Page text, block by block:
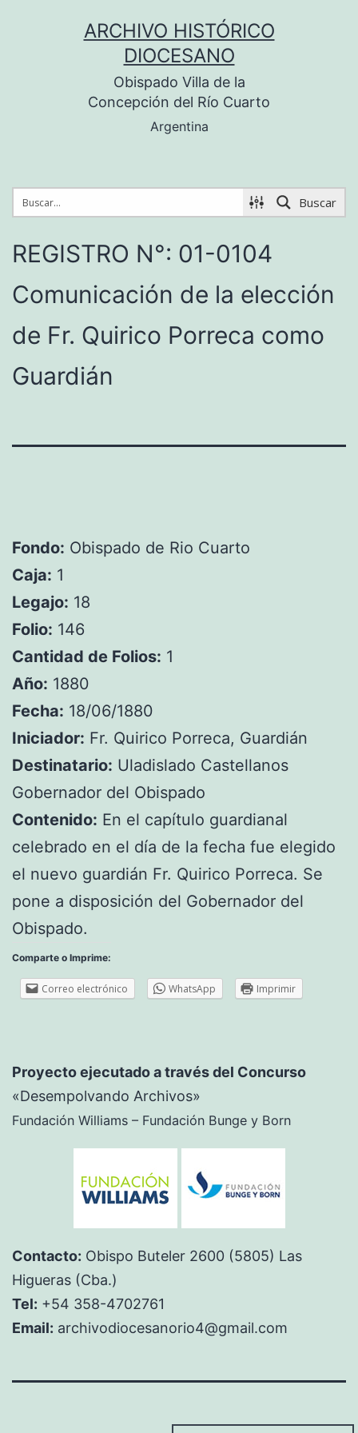
ARCHIVO HISTÓRICO
DIOCESANO
Obispado Villa de la
Concepción del Río Cuarto
Argentina
Buscar
REGISTRO N°: 01-0104
Comunicación de la elección
de Fr. Quirico Porreca como
Guardián
Fondo: Obispado de Rio Cuarto
Caja: 1
Legajo: 18
Folio: 146
Cantidad de Folios: 1
Año: 1880
Fecha: 18/06/1880
Iniciador: Fr. Quirico Porreca, Guardián
Destinatario: Uladislado Castellanos
Gobernador del Obispado
Contenido: En el capítulo guardianal
celebrado en el día de la fecha fue elegido
el nuevo guardián Fr. Quirico Porreca. Se
pone a disposición del Gobernador del
Obispado.
Comparte o Imprime:
Correo electrónico WhatsApp Imprimir
Proyecto ejecutado a través del Concurso
«Desempolvando Archivos»
Fundación Williams – Fundación Bunge y Born
Contacto: Obispo Buteler 2600 (5805) Las
Higueras (Cba.)
Tel: +54 358-4702761
Email: archivodiocesanorio4@gmail.com